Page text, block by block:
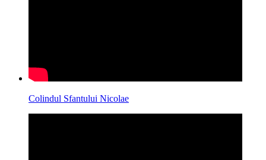
Colindul Sfantului Nicolae